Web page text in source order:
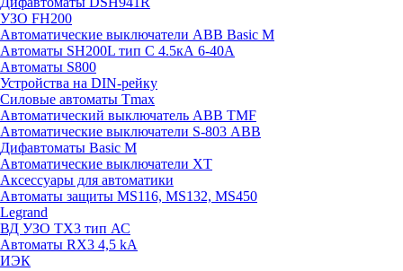
УЗО FH200
Автоматические выключатели ABB Basic M
Автоматы SH200L тип С 4.5кА 6-40А
Автоматы S800
Устройства на DIN-рейку
Силовые автоматы Tmax
Автоматический выключатель ABB TMF
Автоматические выключатели S-803 АВВ
Дифавтоматы Basic M
Автоматические выключатели XT
Аксессуары для автоматики
Автоматы защиты MS116, MS132, MS450
Legrand
ВД УЗО TX3 тип АС
Автоматы RX3 4,5 kA
ИЭК